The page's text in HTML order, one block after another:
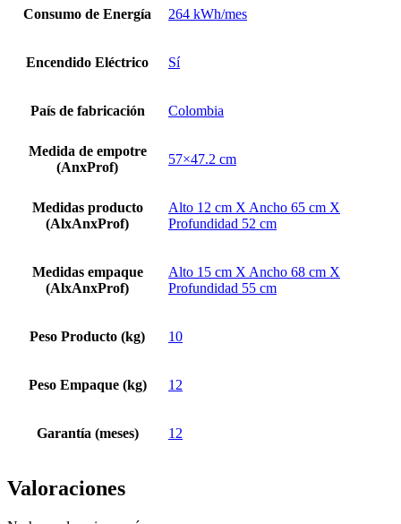
Consumo de Energía 264 kWh/mes
Encendido Eléctrico Sí
País de fabricación Colombia
Medida de empotre
(AnxProf)
57×47.2 cm
Medidas producto
(AlxAnxProf)
Alto 12 cm X Ancho 65 cm X
Profundidad 52 cm
Medidas empaque
(AlxAnxProf)
Alto 15 cm X Ancho 68 cm X
Profundidad 55 cm
Peso Producto (kg) 10
Peso Empaque (kg) 12
Garantía (meses) 12
Valoraciones